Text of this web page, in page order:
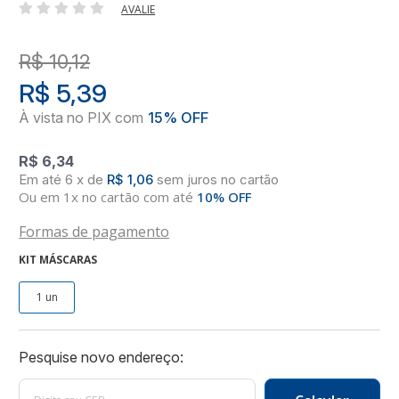
AVALIE
R$ 10,12
R$ 6,34
R$ 5,39
6 x de R$ 1,06 sem juros no cartão
Ou em 1x no cartão com até 10% OFF
Formas de pagamento
KIT MÁSCARAS
1 un